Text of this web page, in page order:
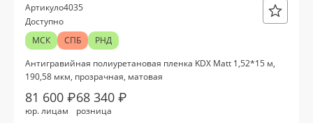
Артикуло4035
Доступно
МСК
СПБ
РНД
Антигравийная полиуретановая пленка KDX Matt 1,52*15 м,
190,58 мкм, прозрачная, матовая
81 600 ₽
юр. лицам
68 340 ₽
розница